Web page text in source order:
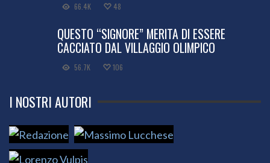
66.4K 48
QUESTO “SIGNORE” MERITA DI ESSERE
CACCIATO DAL VILLAGGIO OLIMPICO
56.7K 106
I NOSTRI AUTORI